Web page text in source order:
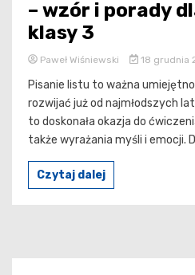
– wzór i porady
klasy 3
Paweł Wiśniewski 18 grudnia
Pisanie listu to ważna
rozwijać już od najmłodszych
to doskonała okazja do
także wyrażania myśli i emocji.
Czytaj dalej